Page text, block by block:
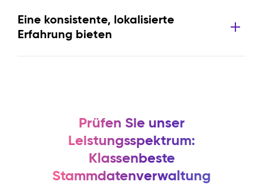
Eine konsistente, lokalisierte
Erfahrung bieten
Prüfen Sie unser
Leistungsspektrum:
Klassenbeste
Stammdatenverwaltung